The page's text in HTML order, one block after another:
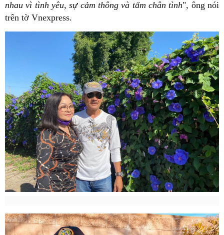
nhau vì tình yêu, sự cảm thông và tấm chân tình", ông nói
trên tờ Vnexpress.